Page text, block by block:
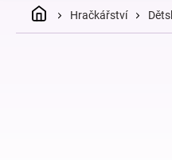
DomůHračkářství